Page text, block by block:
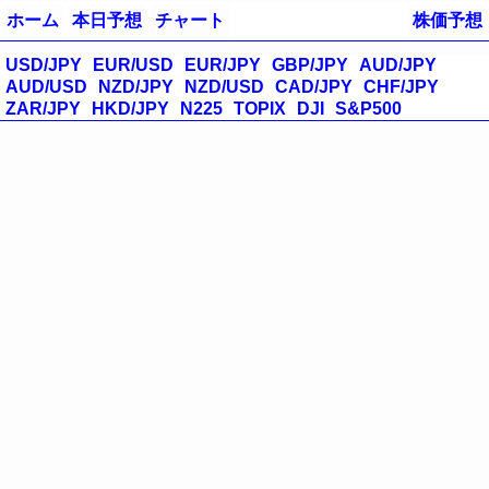
株価予想
ホーム 本日予想 チャート
USD/JPY EUR/USD EUR/JPY GBP/JPY AUD/JPY
AUD/USD
NZD/JPY NZD/USD CAD/JPY CHF/JPY
ZAR/JPY
HKD/JPY N225 TOPIX DJI S&P500